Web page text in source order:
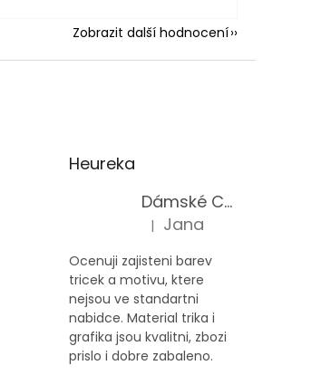
Zobrazit další hodnocení
Heureka
Dámské Cars & Racing tričko Ford Mustang 5. generace
Hodnocení produktu je 5 z 5
| Jana
Ocenuji zajisteni barev
tricek a motivu, ktere
nejsou ve standartni
nabidce. Material trika i
grafika jsou kvalitni, zbozi
prislo i dobre zabaleno.